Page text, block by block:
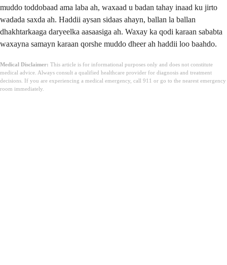
muddo toddobaad ama laba ah, waxaad u badan tahay inaad ku jirto
wadada saxda ah. Haddii aysan sidaas ahayn, ballan la ballan
dhakhtarkaaga daryeelka aasaasiga ah. Waxay ka qodi karaan sababta
waxayna samayn karaan qorshe muddo dheer ah haddii loo baahdo.
Medical Disclaimer: This article is for informational purposes only and does not constitute
medical advice. Always consult a qualified healthcare provider for diagnosis and treatment
decisions. If you are experiencing a medical emergency, call 911 or go to the nearest emergency
room immediately.